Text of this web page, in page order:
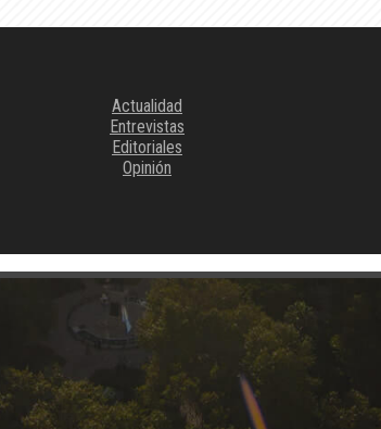
Actualidad
Entrevistas
Editoriales
Opinión